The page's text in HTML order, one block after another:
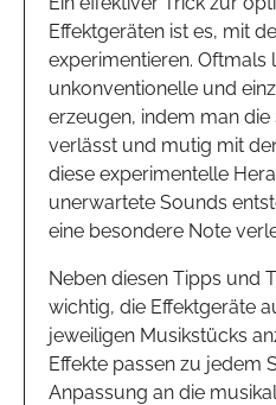
Effektgeräten ist es, mit
experimentieren. Oftmals
unkonventionelle und
erzeugen, indem man
verlässt und mutig mit
diese experimentelle
unerwartete Sounds
eine besondere Note
Neben diesen Tipps und
wichtig, die Effektgeräte
jeweiligen Musikstücks
Effekte passen zu jedem
Anpassung an die